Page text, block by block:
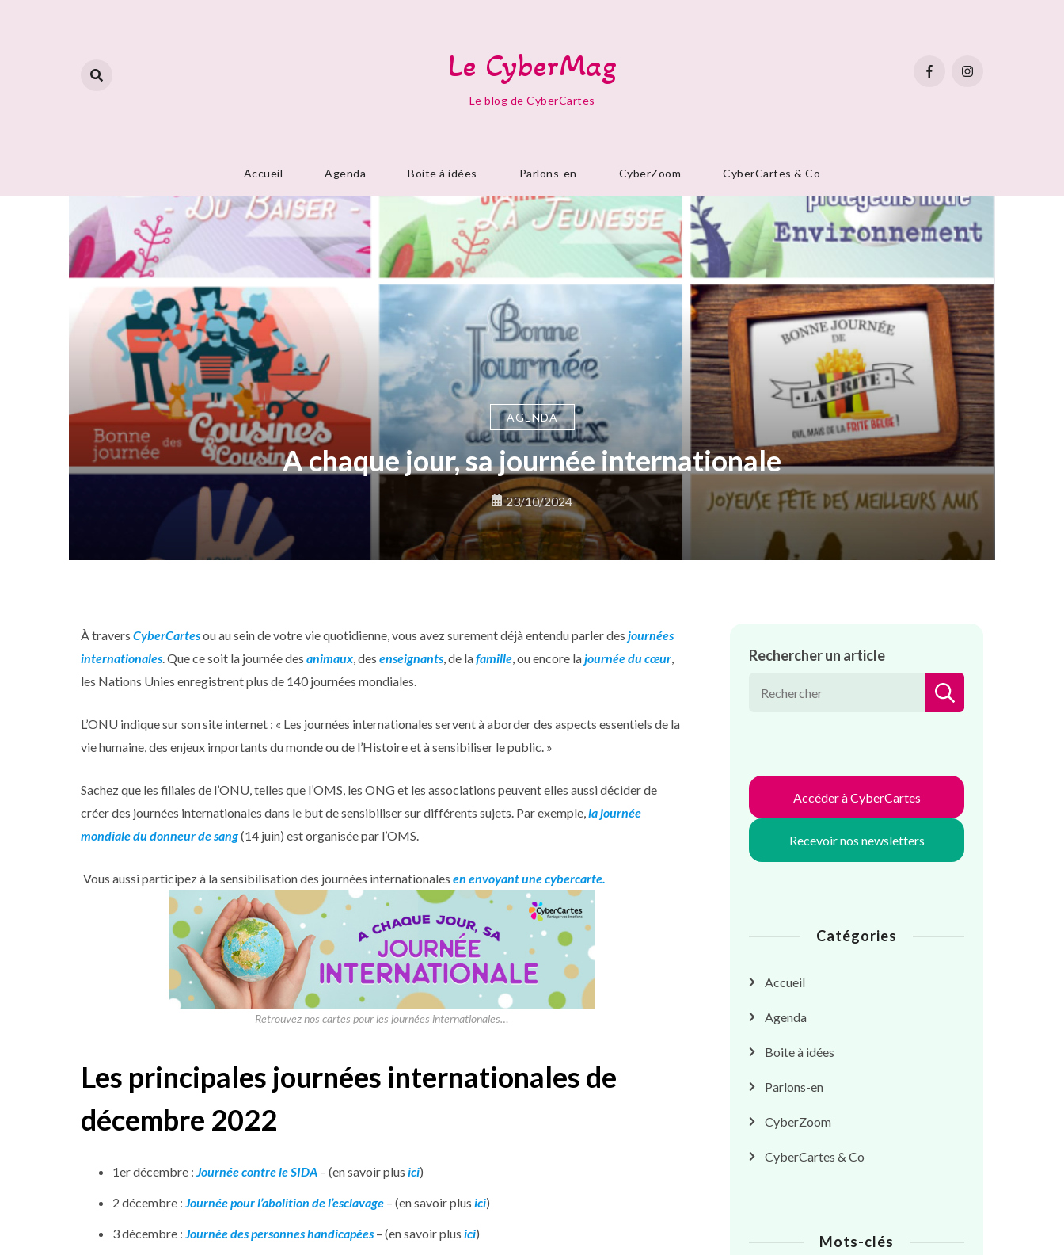
Le CyberMag
Le blog de CyberCartes
Accueil Agenda Boite à idées Parlons-en CyberZoom CyberCartes & Co
AGENDA
A chaque jour, sa journée internationale
23/10/2024
À travers CyberCartesou au sein de votre vie quotidienne, vous avez surement déjà entendu parler des journées
internationales. Que ce soit la journée des animaux, des enseignants, de lafamille, ou encore lajournée du cœur,
les Nations Unies enregistrent plus de 140 journées mondiales.
L’ONU indique sur son site internet : « Les journées internationales servent à aborder des aspects essentiels de la
vie humaine, des enjeux importants du monde ou de l’Histoire et à sensibiliser le public. »
Sachez que les filiales de l’ONU, telles que l’OMS, les ONG et les associations peuvent elles aussi décider de
créer des journées internationales dans le but de sensibiliser sur différents sujets. Par exemple,la journée
mondiale du donneur de sang(14 juin) est organisée par l’OMS.
Vous aussi participez à la sensibilisation des journées internationales en envoyant une cybercarte.
Retrouvez nos cartes pour les journées internationales…
Les principales journées internationales de
décembre 2022
1er décembre : Journée contre le SIDA – (en savoir plus ici)
2 décembre : Journée pour l’abolition de l’esclavage – (en savoir plus ici)
3 décembre : Journée des personnes handicapées – (en savoir plus ici)
Rechercher un article
Accéder à CyberCartes
Recevoir nos newsletters
Catégories
Accueil
Agenda
Boite à idées
Parlons-en
CyberZoom
CyberCartes & Co
Mots-clés